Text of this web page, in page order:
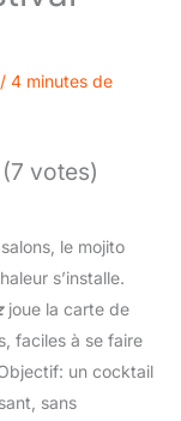
/ 4 minutes de
votes)
le mojito
s’installe.
joue la carte de
faciles à se faire
un cocktail
sans